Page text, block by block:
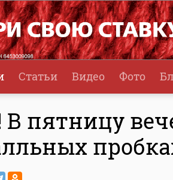
Статьи Видео Фото
В пятницу